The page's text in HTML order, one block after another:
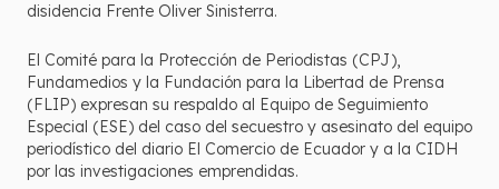
disidencia Frente Oliver Sinisterra.
El Comité para la Protección de Periodistas (CPJ),
Fundamedios y la Fundación para la Libertad de Prensa
(FLIP) expresan su respaldo al Equipo de Seguimiento
Especial (ESE) del caso del secuestro y asesinato del equipo
periodístico del diario El Comercio de Ecuador y a la CIDH
por las investigaciones emprendidas.